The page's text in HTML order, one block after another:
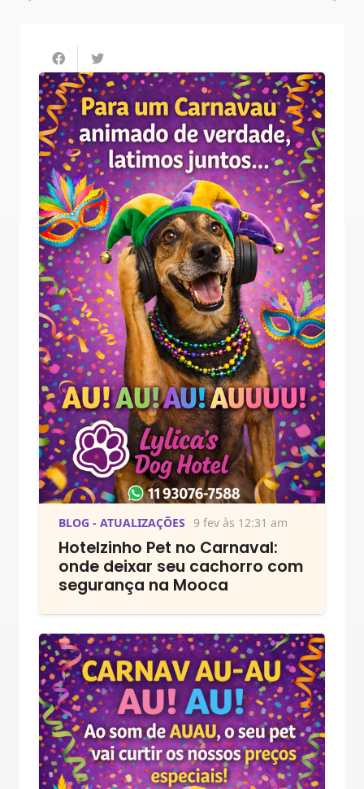
BLOG - ATUALIZAÇÕES 9 fev às 12:31 am
Hotelzinho Pet no Carnaval:
onde deixar seu cachorro com
segurança na Mooca